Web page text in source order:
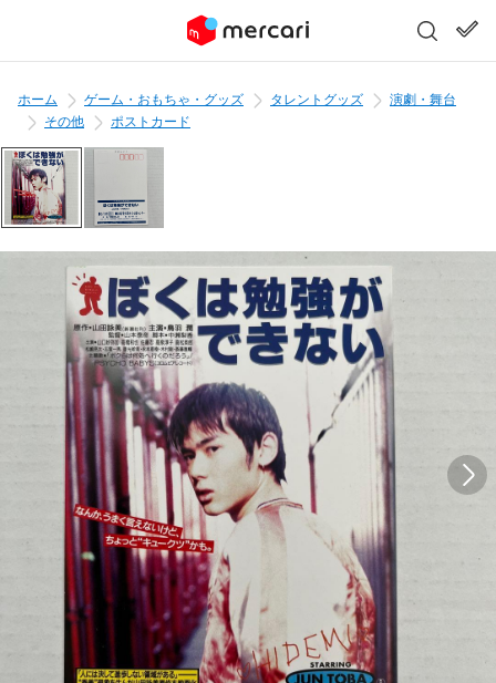
ホーム ゲーム・おもちゃ・グッズ タレントグッズ
演劇・舞台
その他
ポストカード